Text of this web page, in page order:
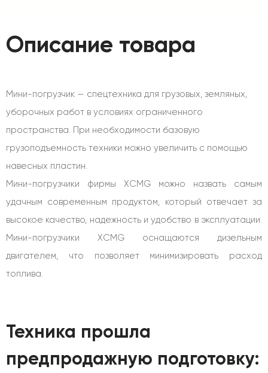
Описание товара
Мини-погрузчик — спецтехника для грузовых, земляных,
уборочных работ в условиях ограниченного
пространства. При необходимости базовую
грузоподъемность техники можно увеличить с помощью
навесных пластин.
Мини-погрузчики фирмы XCMG можно назвать самым
удачным современным продуктом, который отвечает за
высокое качество, надежность и удобство в эксплуатации.
Мини-погрузчики XCMG оснащаются дизельным
двигателем, что позволяет минимизировать расход
топлива.
Техника прошла
предпродажную подготовку: